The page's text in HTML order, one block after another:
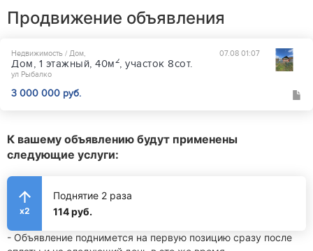
Продвижение объявления
07.08 01:07
Недвижимость / Дом,
Дом, 1 этажный, 40м2, участок 8сот.
ул Рыбалко
3 000 000 руб.
К вашему объявлению будут применены
следующие услуги:
x2
Поднятие 2 раза
114 руб.
- Объявление поднимется на первую позицию сразу после